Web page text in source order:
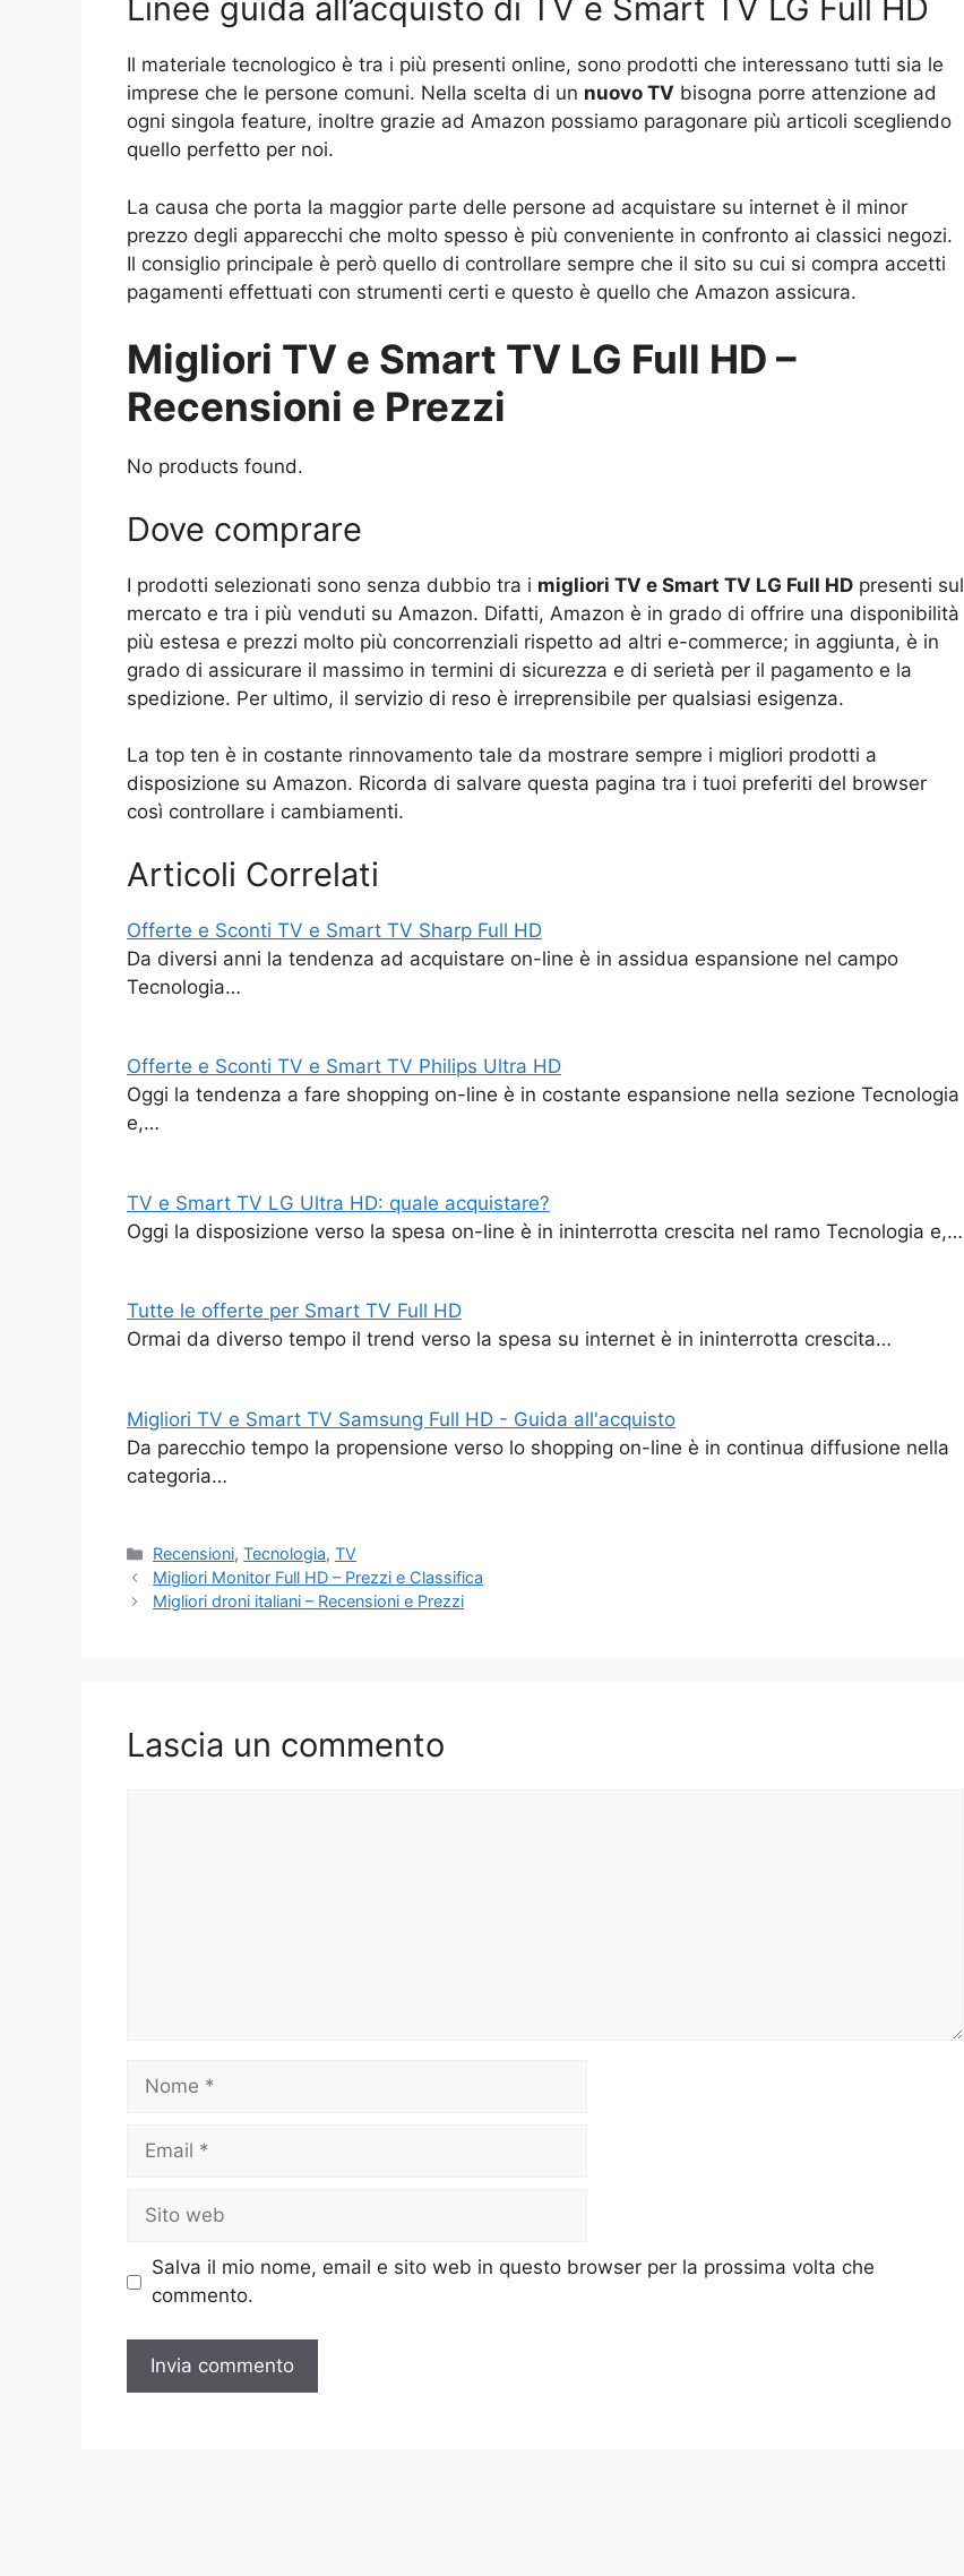
Linee guida all’acquisto di TV e Smart TV LG Full HD
Il materiale tecnologico è tra i più presenti online, sono prodotti che interessano tutti sia le
imprese che le persone comuni. Nella scelta di un nuovo TV bisogna porre attenzione ad
ogni singola feature, inoltre grazie ad Amazon possiamo paragonare più articoli scegliendo
quello perfetto per noi.
La causa che porta la maggior parte delle persone ad acquistare su internet è il minor
prezzo degli apparecchi che molto spesso è più conveniente in confronto ai classici negozi.
Il consiglio principale è però quello di controllare sempre che il sito su cui si compra accetti
pagamenti effettuati con strumenti certi e questo è quello che Amazon assicura.
Migliori TV e Smart TV LG Full HD –
Recensioni e Prezzi
No products found.
Dove comprare
I prodotti selezionati sono senza dubbio tra i migliori TV e Smart TV LG Full HD presenti sul
mercato e tra i più venduti su Amazon. Difatti, Amazon è in grado di offrire una disponibilità
più estesa e prezzi molto più concorrenziali rispetto ad altri e-commerce; in aggiunta, è in
grado di assicurare il massimo in termini di sicurezza e di serietà per il pagamento e la
spedizione. Per ultimo, il servizio di reso è irreprensibile per qualsiasi esigenza.
La top ten è in costante rinnovamento tale da mostrare sempre i migliori prodotti a
disposizione su Amazon. Ricorda di salvare questa pagina tra i tuoi preferiti del browser
così controllare i cambiamenti.
Articoli Correlati
Offerte e Sconti TV e Smart TV Sharp Full HD
Da diversi anni la tendenza ad acquistare on-line è in assidua espansione nel campo
Tecnologia…
Offerte e Sconti TV e Smart TV Philips Ultra HD
Oggi la tendenza a fare shopping on-line è in costante espansione nella sezione Tecnologia
e,…
TV e Smart TV LG Ultra HD: quale acquistare?
Oggi la disposizione verso la spesa on-line è in ininterrotta crescita nel ramo Tecnologia e,…
Tutte le offerte per Smart TV Full HD
Ormai da diverso tempo il trend verso la spesa su internet è in ininterrotta crescita…
Migliori TV e Smart TV Samsung Full HD - Guida all'acquisto
Da parecchio tempo la propensione verso lo shopping on-line è in continua diffusione nella
categoria…
Categorie
Recensioni,Tecnologia,TV
Migliori Monitor Full HD – Prezzi e Classifica
Migliori droni italiani – Recensioni e Prezzi
Lascia un commento
Nome
Email
Sito
web
Salva il mio nome, email e sito web in questo browser per la prossima volta che
commento.